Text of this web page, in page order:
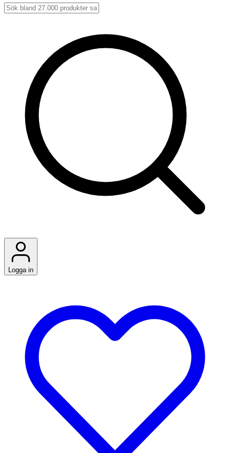
Logga in